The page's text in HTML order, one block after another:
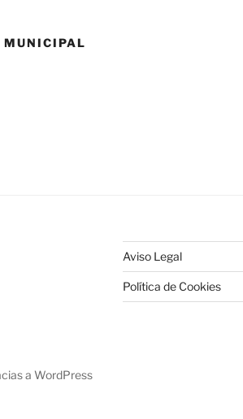
MUNICIPAL
Aviso Legal
Política de Cookies
a WordPress